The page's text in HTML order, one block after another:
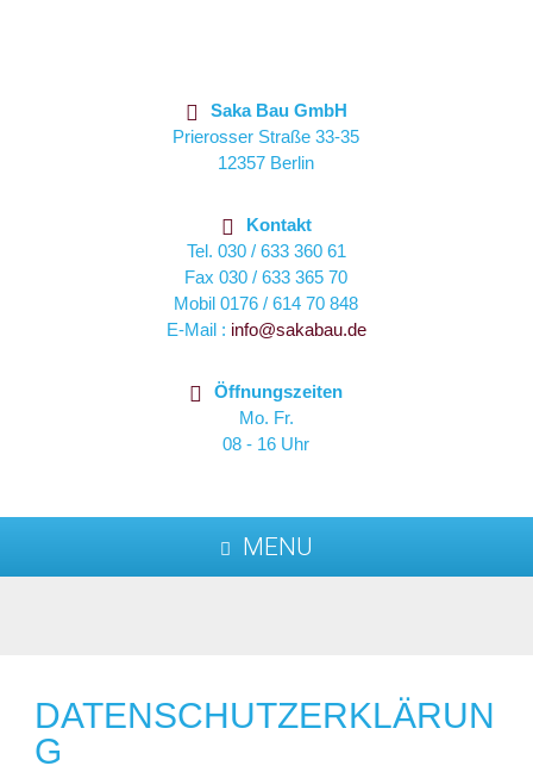
Saka Bau GmbH
Prierosser Straße 33-35
12357 Berlin
Kontakt
Tel. 030 / 633 360 61
Fax030 / 633 365 70
Mobil0176 / 614 70 848
E-Mail : info@sakabau.de
Öffnungszeiten
Mo. Fr.
08 - 16 Uhr
MENU
DATENSCHUTZERKLÄRUN
G